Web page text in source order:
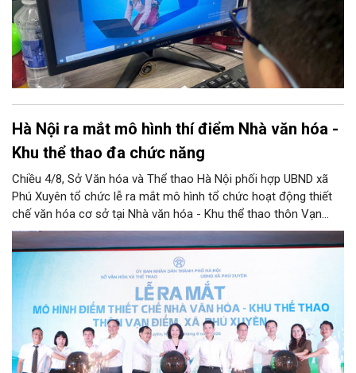
gỡ bỏ nội dung độc hại và bảo vệ thông tin riêng tư của trẻ.
Hà Nội ra mắt mô hình thí điểm Nhà văn hóa -
Khu thể thao đa chức năng
Chiều 4/8, Sở Văn hóa và Thể thao Hà Nội phối hợp UBND xã
Phú Xuyên tổ chức lễ ra mắt mô hình tổ chức hoạt động thiết
chế văn hóa cơ sở tại Nhà văn hóa - Khu thể thao thôn Vạn
Điểm, xã Phú Xuyên.